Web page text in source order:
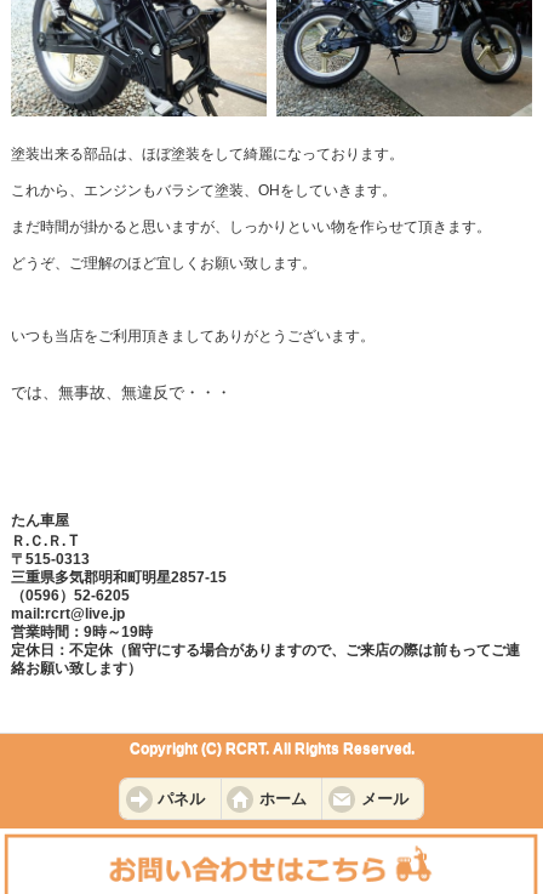
塗装出来る部品は、ほぼ塗装をして綺麗になっております。
これから、エンジンもバラシて塗装、OHをしていきます。
まだ時間が掛かると思いますが、しっかりといい物を作らせて頂きます。
どうぞ、ご理解のほど宜しくお願い致します。
いつも当店をご利用頂きましてありがとうございます。
では、無事故、無違反で・・・
たん車屋
Ｒ.Ｃ.Ｒ.Ｔ
〒515-0313
三重県多気郡明和町明星2857-15
（0596）52-6205
mail:rcrt@live.jp
営業時間：9時～19時
定休日：不定休（留守にする場合がありますので、ご来店の際は前もってご連
絡お願い致します）
Copyright (C) RCRT. All Rights Reserved.
パネル ホーム メール